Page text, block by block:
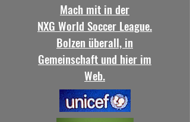
Mach mit in der
NXG World Soccer League.
Bolzen überall, in
Gemeinschaft und hier im
Web.